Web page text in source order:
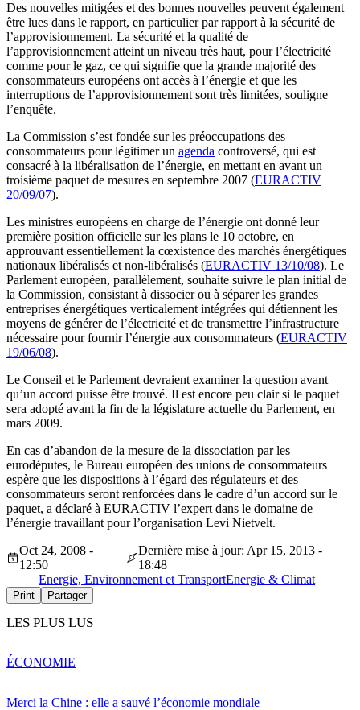
Des nouvelles mitigées et des bonnes nouvelles peuvent également
être lues dans le rapport, en particulier par rapport à la sécurité de
l’approvisionnement. La sécurité et la qualité de
l’approvisionnement atteint un niveau très haut, pour l’électricité
comme pour le gaz, ce qui signifie que la grande majorité des
consommateurs européens ont accès à l’énergie et que les
interruptions de l’approvisionnement sont très limitées, souligne
l’enquête.
La Commission s’est fondée sur les préoccupations des
consommateurs pour légitimer un agenda controversé, qui est
consacré à la libéralisation de l’énergie, en mettant en avant un
troisième paquet de mesures en septembre 2007 (EURACTIV
20/09/07).
Les ministres européens en charge de l’énergie ont donné leur
première position officielle sur les plans le 10 octobre, en
approuvant essentiellement la cœxistence des marchés énergétiques
nationaux libéralisés et non-libéralisés (EURACTIV 13/10/08). Le
Parlement européen, parallèlement, souhaite suivre le plan initial de
la Commission, consistant à dissocier ou à séparer les grandes
entreprises énergétiques verticalement intégrées qui détiennent les
moyens de générer de l’électricité et de transmettre l’infrastructure
nécessaire pour fournir l’énergie aux consommateurs (EURACTIV
19/06/08).
Le Conseil et le Parlement devraient examiner la question avant
qu’un accord puisse être trouvé. Il est encore peu clair si le paquet
sera adopté avant la fin de la législature actuelle du Parlement, en
mars 2009.
En cas d’abandon de la mesure de la dissociation par les
eurodéputes, le Bureau européen des unions de consommateurs
espère que les dispositions à l’égard des régulateurs et des
consommateurs seront renforcées dans le cadre d’un accord sur le
paquet, a déclaré à EURACTIV l’expert dans le domaine de
l’énergie travaillant pour l’organisation Levi Nietvelt.
Oct 24, 2008 -
12:50
Dernière mise à jour: Apr 15, 2013 -
18:48
Energie, Environnement et TransportEnergie & Climat
Print Partager
LES PLUS LUS
Merci la Chine : elle a sauvé l’économie mondiale
ÉCONOMIE